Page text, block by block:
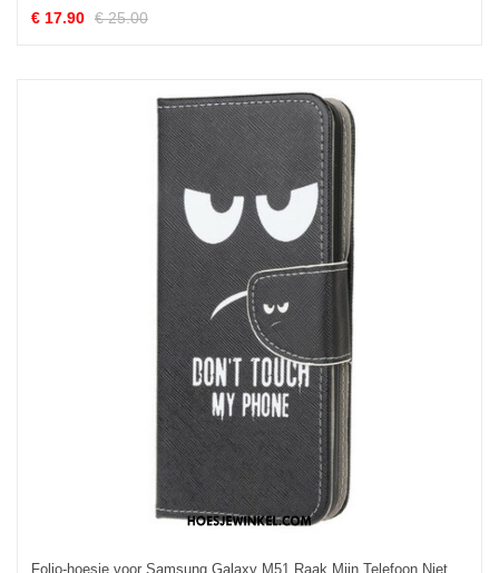
€ 17.90 € 25.00
Folio-hoesje voor Samsung Galaxy M51 Raak Mijn Telefoon Niet Aan